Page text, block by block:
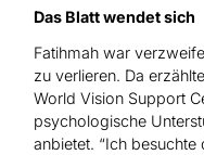
Das Blatt wendet sich
Fatihmah war
zu verlieren. Da
World Vision Support
psychologische
anbietet. “Ich